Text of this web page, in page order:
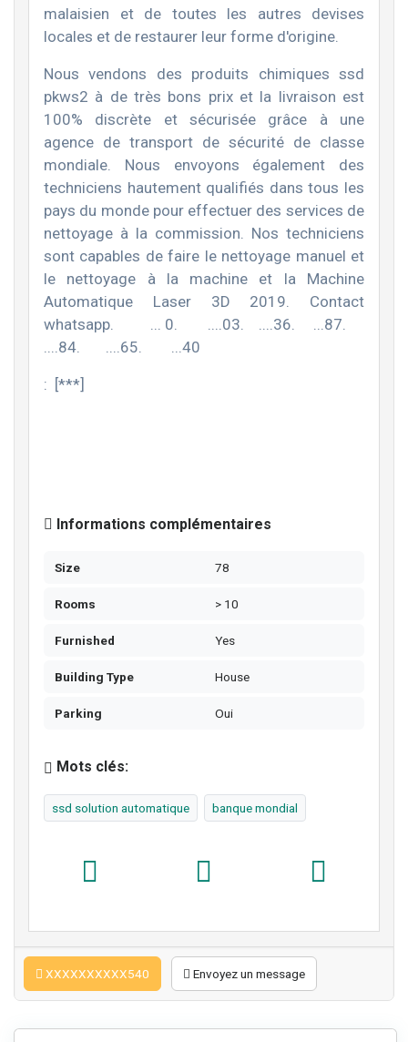
malaisien et de toutes les autres devises
locales et de restaurer leur forme d'origine.
Nous vendons des produits chimiques ssd
pkws2 à de très bons prix et la livraison est
100% discrète et sécurisée grâce à une
agence de transport de sécurité de classe
mondiale. Nous envoyons également des
techniciens hautement qualifiés dans tous les
pays du monde pour effectuer des services de
nettoyage à la commission. Nos techniciens
sont capables de faire le nettoyage manuel et
le nettoyage à la machine et la Machine
Automatique Laser 3D 2019. Contact
whatsapp. ... 0. ....03. ....36. ...87.
....84. ....65. ...40
: [***]
Informations complémentaires
Size 78
Rooms > 10
Furnished Yes
Building Type House
Parking Oui
Mots clés:
ssd solution automatique banque mondial
XXXXXXXXXX540 Envoyez un message